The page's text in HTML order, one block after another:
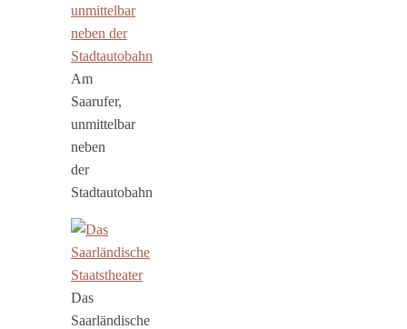
Am
Saarufer,
unmittelbar
neben
der
Stadtautobahn
Das
Saarländische